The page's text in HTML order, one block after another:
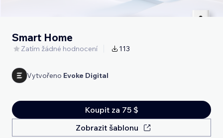
Smart Home
Zatím žádné hodnocení 113
Vytvořeno Evoke Digital
Koupit za 75 $
Zobrazit šablonu